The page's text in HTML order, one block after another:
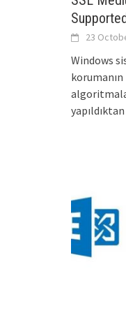
23
Windows
korumanın